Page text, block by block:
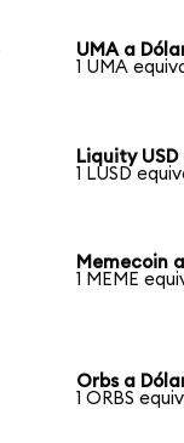
UMA a
1 UMA
Liquity
1 LUSD
Memecoin
1 MEME
Orbs a
1 ORBS